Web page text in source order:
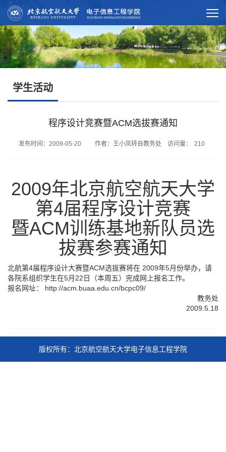
学生活动
程序设计竞赛暨ACM选拔赛通知
发布时间：2009-05-20 作者：王小凤转自教务处 访问量： 210
2009年北京航空航天大学
第4届程序设计竞赛
暨ACM训练基地新队员选
拔赛参赛通知
北航第4届程序设计大赛暨ACM选拔赛将在 2009年5月份举办，请
各院系组织学生在5月22日（本周五）完成网上报名工作。
报名网址： http://acm.buaa.edu.cn/bcpc09/
教务处
2009.5.18
版权所有：北京航空航天大学电子信息工程学院